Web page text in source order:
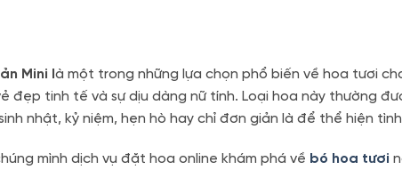
Mini l à một trong những lựa chọn phổ biến về hoa tươi
đẹp tinh tế và sự dịu dàng nữ tính. Loại hoa này thường
nhật, kỷ niệm, hẹn hò hay chỉ đơn giản là để thể hiện
mình dịch vụ đặt hoa online khám phá về bó hoa tươi